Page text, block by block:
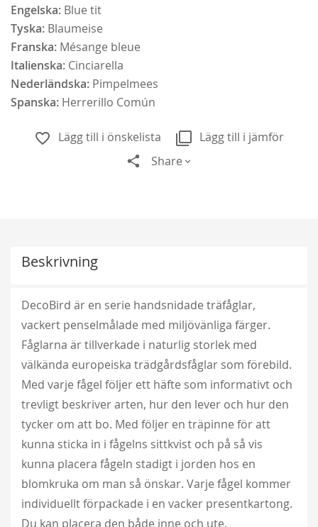
Engelska: Blue tit
Tyska: Blaumeise
Franska: Mésange bleue
Italienska: Cinciarella
Nederländska: Pimpelmees
Spanska: Herrerillo Común
Lägg till i önskelista
Lägg till i jämför
Share
Beskrivning
DecoBird är en serie handsnidade träfåglar,
vackert penselmålade med miljövänliga färger.
Fåglarna är tillverkade i naturlig storlek med
välkända europeiska trädgårdsfåglar som förebild.
Med varje fågel följer ett häfte som informativt och
trevligt beskriver arten, hur den lever och hur den
tycker om att bo. Med följer en träpinne för att
kunna sticka in i fågelns sittkvist och på så vis
kunna placera fågeln stadigt i jorden hos en
blomkruka om man så önskar. Varje fågel kommer
individuellt förpackade i en vacker presentkartong.
Du kan placera den både inne och ute.